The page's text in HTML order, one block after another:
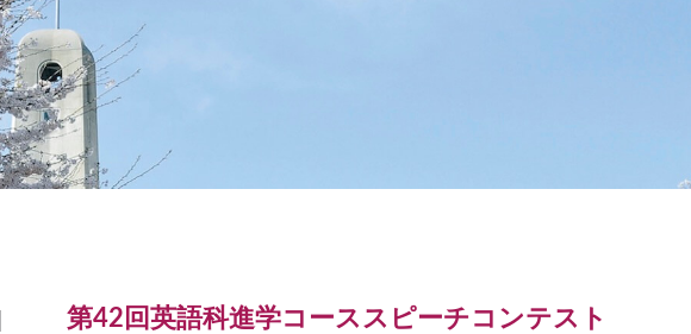
第42回英語科進学コーススピーチコンテスト